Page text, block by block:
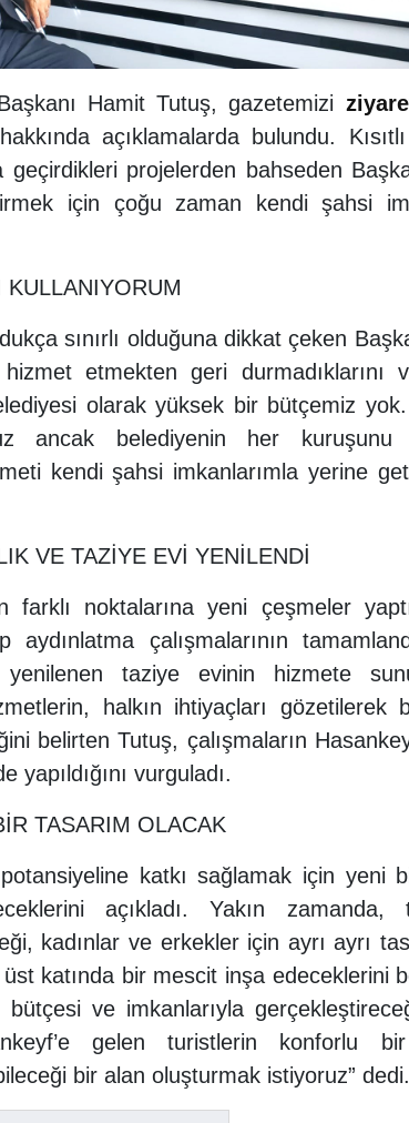
Hamit Tutuş, gazetemizi
açıklamalarda bulundu.
geçirdikleri projelerden bahseden
için çoğu zaman kendi şahsi
sınırlı olduğuna dikkat çeken
etmekten geri durmadıklarını
olarak yüksek bir bütçemiz
ancak belediyenin her kuruşunu
kendi şahsi imkanlarımla yerine
VE TAZİYE EVİ YENİLENDİ
noktalarına yeni çeşmeler
aydınlatma çalışmalarının
taziye evinin hizmete
halkın ihtiyaçları gözetilerek
belirten Tutuş, çalışmaların
yapıldığını vurguladı.
TASARIM OLACAK
katkı sağlamak için yeni
açıkladı. Yakın zamanda,
kadınlar ve erkekler için ayrı ayrı
katında bir mescit inşa edeceklerini
ve imkanlarıyla
gelen turistlerin konforlu
bir alan oluşturmak istiyoruz” dedi.